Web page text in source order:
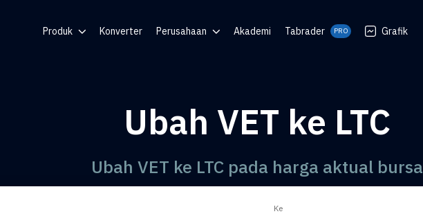
Produk Konverter Perusahaan Akademi Tabrader PRO Grafik
Ubah VET ke LTC
Ubah VET ke LTC pada harga aktual bursa
Ke